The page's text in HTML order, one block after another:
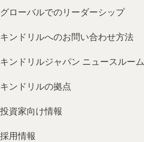
グローバルでのリーダーシップ
キンドリルへのお問い合わせ方法
キンドリルジャパン ニュースルーム
キンドリルの拠点
投資家向け情報
採用情報